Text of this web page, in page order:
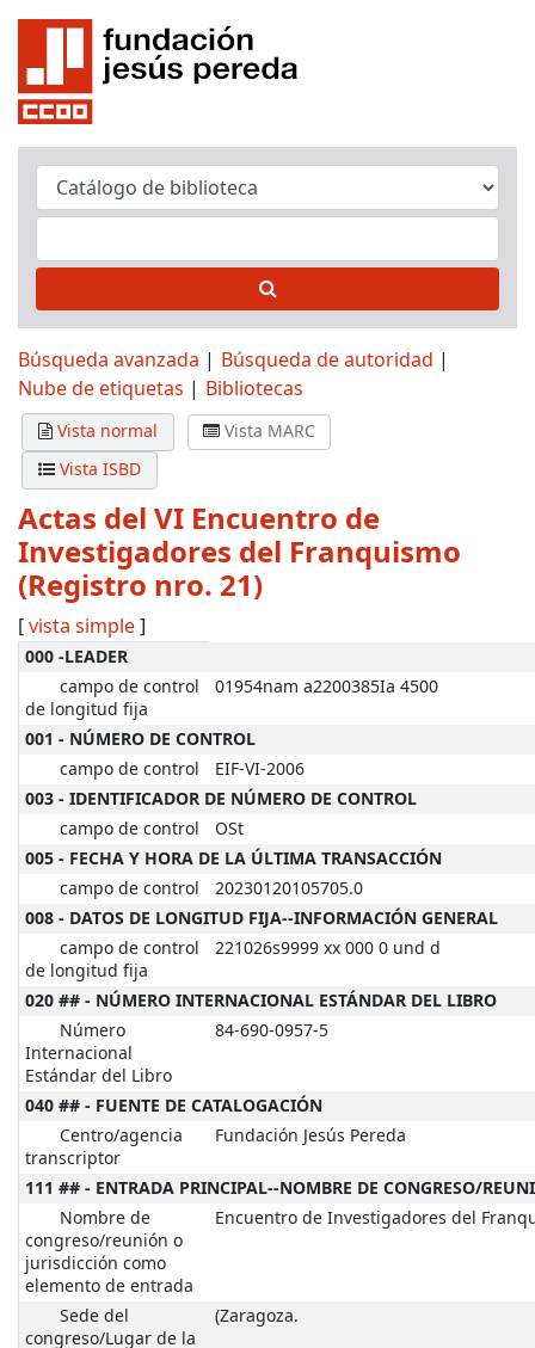
Búsqueda avanzada
Búsqueda de autoridad
Nube de etiquetas
Bibliotecas
Vista normal
Vista MARC
Vista ISBD
Actas del VI Encuentro de
Investigadores del Franquismo
(Registro nro. 21)
[vista simple]
Detalles MARC
000 -LEADER
campo de control
de longitud fija
01954nam a2200385Ia 4500
001 - NÚMERO DE CONTROL
campo de control
EIF-VI-2006
003 - IDENTIFICADOR DE NÚMERO DE CONTROL
campo de control
OSt
005 - FECHA Y HORA DE LA ÚLTIMA TRANSACCIÓN
campo de control
20230120105705.0
008 - DATOS DE LONGITUD FIJA--INFORMACIÓN GENERAL
campo de control
de longitud fija
221026s9999 xx 000 0 und d
020 ## - NÚMERO INTERNACIONAL ESTÁNDAR DEL LIBRO
Número
Internacional
Estándar del Libro
84-690-0957-5
040 ## - FUENTE DE CATALOGACIÓN
Centro/agencia
transcriptor
Fundación Jesús Pereda
111 ## - ENTRADA PRINCIPAL--NOMBRE DE CONGRESO/
Nombre de
congreso/reunión o
jurisdicción como
elemento de entrada
Encuentro de Investigadores del
Sede del
congreso/Lugar de la
(Zaragoza.